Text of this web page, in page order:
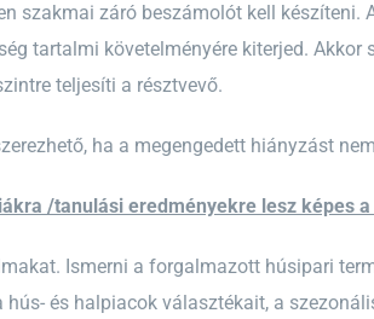
szakmai záró beszámolót kell
tartalmi követelményére kiterjed.
teljesíti a résztvevő.
ha a megengedett hiányzást
/tanulási eredményekre lesz képes
Ismerni a forgalmazott húsipari
és halpiacok választékait, a